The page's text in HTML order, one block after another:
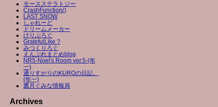
モースステラトジー
CrashFunction()
LAST SNOW
しゃれーど
ドリームメーカー
けりぶろぐ
GratefulLike ?
みつくりろぐ
えんぷれまとめblog
NR5-Noel's Room ver.5-(年
一)
通りすがりのKUROの日記。
(年一)
鷹月ぐみな情報局
Archives